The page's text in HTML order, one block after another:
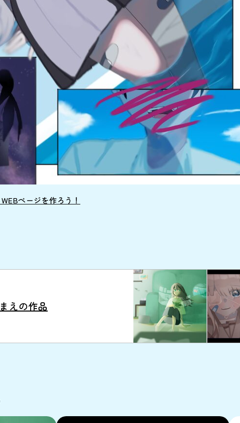
ページを作ろう！
まえの作品